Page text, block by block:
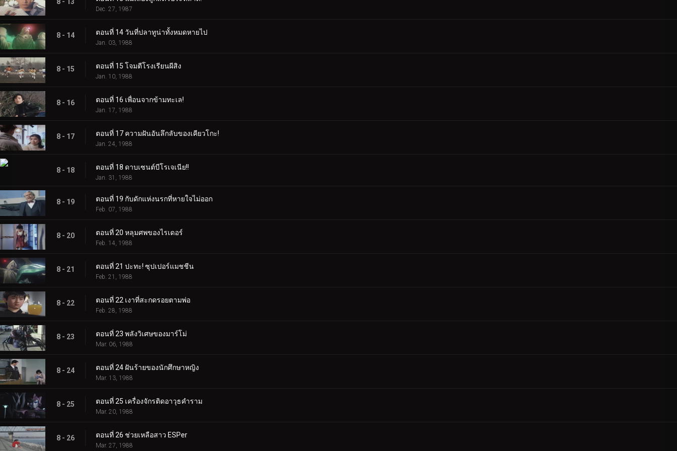
Dec. 27, 1987
8 - 14 ตอนที่ 14 วันที่ปลาทูน่าทั้งหมดหายไป
Jan. 03, 1988
8 - 15 ตอนที่ 15 โจมตีโรงเรียนผีสิง
Jan. 10, 1988
8 - 16 ตอนที่ 16 เพื่อนจากข้ามทะเล!
Jan. 17, 1988
8 - 17 ตอนที่ 17 ความฝันอันลึกลับของเคียวโกะ!
Jan. 24, 1988
8 - 18 ตอนที่ 18 ดาบเซนต์บีโรเจเนีย!!
Jan. 31, 1988
8 - 19 ตอนที่ 19 กับดักแห่งนรกที่หายใจไม่ออก
Feb. 07, 1988
8 - 20 ตอนที่ 20 หลุมศพของไรเดอร์
Feb. 14, 1988
8 - 21 ตอนที่ 21 ปะทะ! ซุปเปอร์แมชชีน
Feb. 21, 1988
8 - 22 ตอนที่ 22 เงาที่สะกดรอยตามพ่อ
Feb. 28, 1988
8 - 23 ตอนที่ 23 พลังวิเศษของมาร์โม่
Mar. 06, 1988
8 - 24 ตอนที่ 24 ฝันร้ายของนักศึกษาหญิง
Mar. 13, 1988
8 - 25 ตอนที่ 25 เครื่องจักรติดอาวุธคำราม
Mar. 20, 1988
8 - 26 ตอนที่ 26 ช่วยเหลือสาว ESPer
Mar. 27, 1988